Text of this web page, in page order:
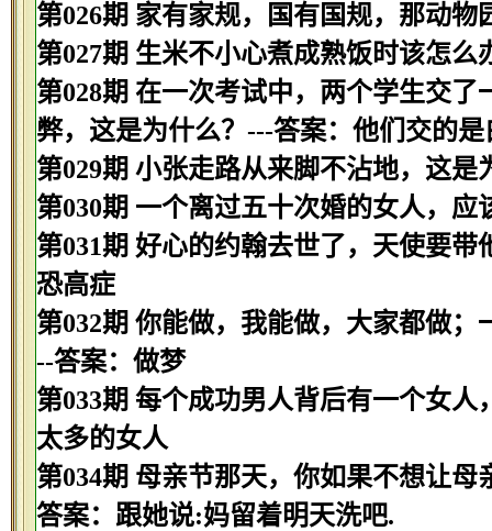
第026期 家有家规，国有国规，那动
第027期 生米不小心煮成熟饭时该怎么
第028期 在一次考试中，两个学生交
弊，这是为什么？---答案：他们交的是
第029期 小张走路从来脚不沾地，这
第030期 一个离过五十次婚的女人，
第031期 好心的约翰去世了，天使要
恐高症
第032期 你能做，我能做，大家都做
--答案：做梦
第033期 每个成功男人背后有一个女
太多的女人
第034期 母亲节那天，你如果不想让
答案：跟她说:妈留着明天洗吧.